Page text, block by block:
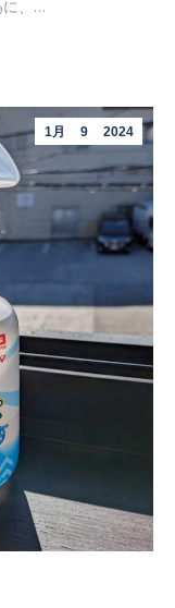
に、…
1月 9 2024